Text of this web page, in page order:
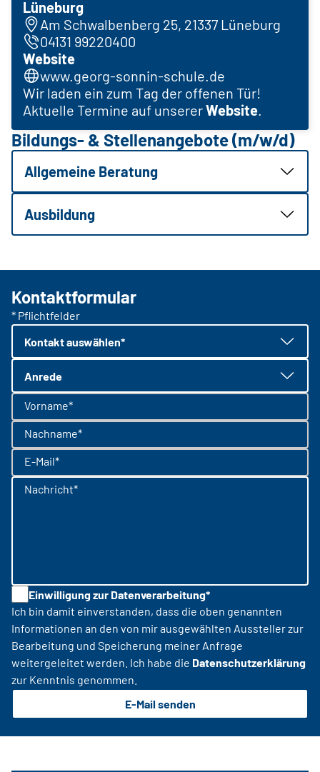
Lüneburg
Am Schwalbenberg 25, 21337 Lüneburg
04131 99220400
Website
www.georg-sonnin-schule.de
Wir laden ein zum Tag der offenen Tür!
Aktuelle Termine auf unsererWebsite.
Bildungs- & Stellenangebote (m/w/d)
Allgemeine Beratung
Ausbildung
Kontaktformular
* Pflichtfelder
Kontakt auswählen*
Anrede
Vorname*
Nachname*
E-Mail*
Nachricht*
Einwilligung zur Datenverarbeitung*
Ich bin damit einverstanden, dass die oben genannten
Informationen an den von mir ausgewählten Aussteller zur
Bearbeitung und Speicherung meiner Anfrage
weitergeleitet werden. Ich habe die Datenschutzerklärung
zur Kenntnis genommen.
E-Mail senden